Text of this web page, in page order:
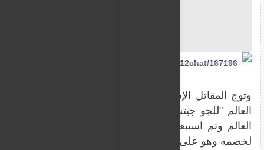
t.me/N12chat/167196
العالم "للجو جيتسو"، التي انطلقت اليوم الجمعة، في
العالم وتم استبعاد المقاتل الكازاخي سيريك ألديار في
لخصمه وهو على الأرض، وبعد ذلك رفض مصافحة المقاتل